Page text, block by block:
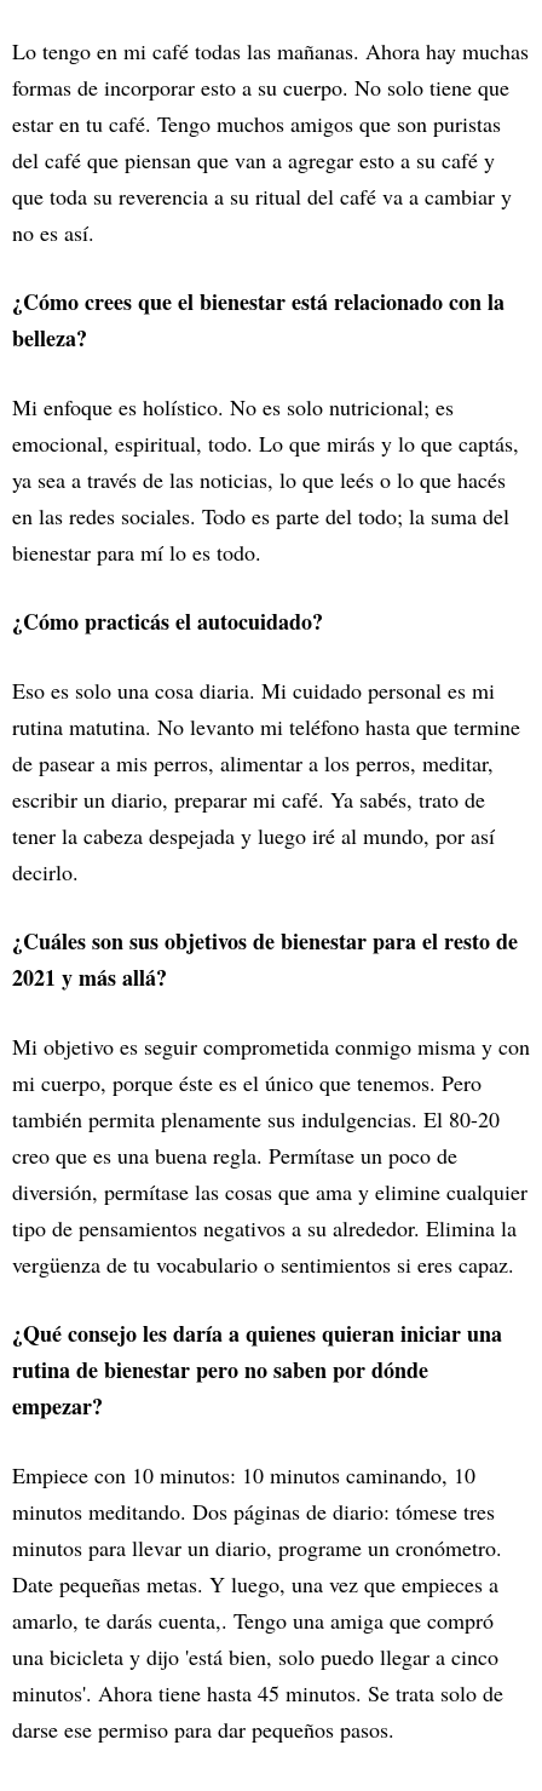
Lo tengo en mi café todas las mañanas. Ahora hay muchas
formas de incorporar esto a su cuerpo. No solo tiene que
estar en tu café. Tengo muchos amigos que son puristas
del café que piensan que van a agregar esto a su café y
que toda su reverencia a su ritual del café va a cambiar y
no es así.
¿Cómo crees que el bienestar está relacionado con la
belleza?
Mi enfoque es holístico. No es solo nutricional; es
emocional, espiritual, todo. Lo que mirás y lo que captás,
ya sea a través de las noticias, lo que leés o lo que hacés
en las redes sociales. Todo es parte del todo; la suma del
bienestar para mí lo es todo.
¿Cómo practicás el autocuidado?
Eso es solo una cosa diaria. Mi cuidado personal es mi
rutina matutina. No levanto mi teléfono hasta que termine
de pasear a mis perros, alimentar a los perros, meditar,
escribir un diario, preparar mi café. Ya sabés, trato de
tener la cabeza despejada y luego iré al mundo, por así
decirlo.
¿Cuáles son sus objetivos de bienestar para el resto de
2021 y más allá?
Mi objetivo es seguir comprometida conmigo misma y con
mi cuerpo, porque éste es el único que tenemos. Pero
también permita plenamente sus indulgencias. El 80-20
creo que es una buena regla. Permítase un poco de
diversión, permítase las cosas que ama y elimine cualquier
tipo de pensamientos negativos a su alrededor. Elimina la
vergüenza de tu vocabulario o sentimientos si eres capaz.
¿Qué consejo les daría a quienes quieran iniciar una
rutina de bienestar pero no saben por dónde
empezar?
Empiece con 10 minutos: 10 minutos caminando, 10
minutos meditando. Dos páginas de diario: tómese tres
minutos para llevar un diario, programe un cronómetro.
Date pequeñas metas. Y luego, una vez que empieces a
amarlo, te darás cuenta,. Tengo una amiga que compró
una bicicleta y dijo 'está bien, solo puedo llegar a cinco
minutos'. Ahora tiene hasta 45 minutos. Se trata solo de
darse ese permiso para dar pequeños pasos.